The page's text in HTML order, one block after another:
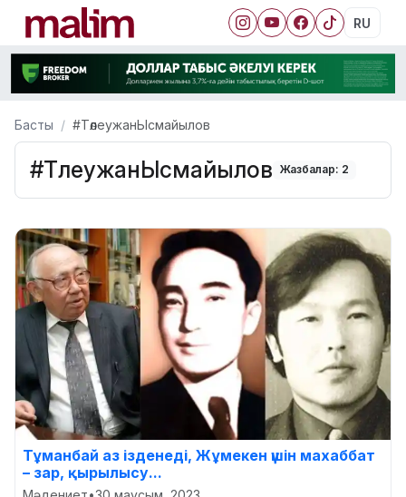
RU
Басты #ТөлеужанЫсмайылов
#ТөлеужанЫсмайылов Жазбалар: 2
Тұманбай аз ізденеді, Жұмекен үшін махаббат
– зар, қырылысу...